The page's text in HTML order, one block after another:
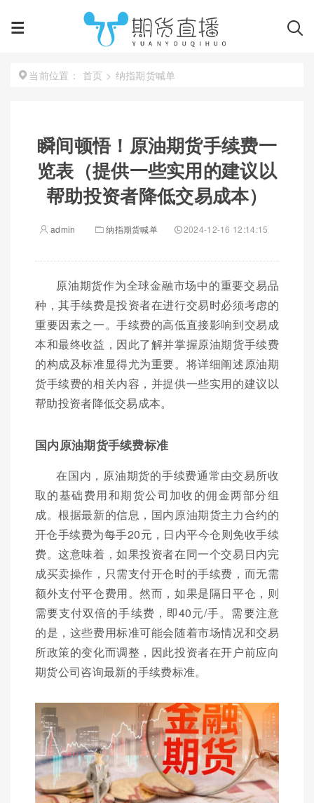
当前位置： 首页 > 纳指期货喊单
瞬间顿悟！原油期货手续费一
览表（提供一些实用的建议以
帮助投资者降低交易成本）
admin 纳指期货喊单 2024-12-16 12:14:15
原油期货作为全球金融市场中的重要交易品
种，其手续费是投资者在进行交易时必须考虑的
重要因素之一。手续费的高低直接影响到交易成
本和最终收益，因此了解并掌握原油期货手续费
的构成及标准显得尤为重要。将详细阐述原油期
货手续费的相关内容，并提供一些实用的建议以
帮助投资者降低交易成本。
国内原油期货手续费标准
在国内，原油期货的手续费通常由交易所收
取的基础费用和期货公司加收的佣金两部分组
成。根据最新的信息，国内原油期货主力合约的
开仓手续费为每手20元，日内平今仓则免收手续
费。这意味着，如果投资者在同一个交易日内完
成买卖操作，只需支付开仓时的手续费，而无需
额外支付平仓费用。然而，如果是隔日平仓，则
需要支付双倍的手续费，即40元/手。需要注意
的是，这些费用标准可能会随着市场情况和交易
所政策的变化而调整，因此投资者在开户前应向
期货公司咨询最新的手续费标准。